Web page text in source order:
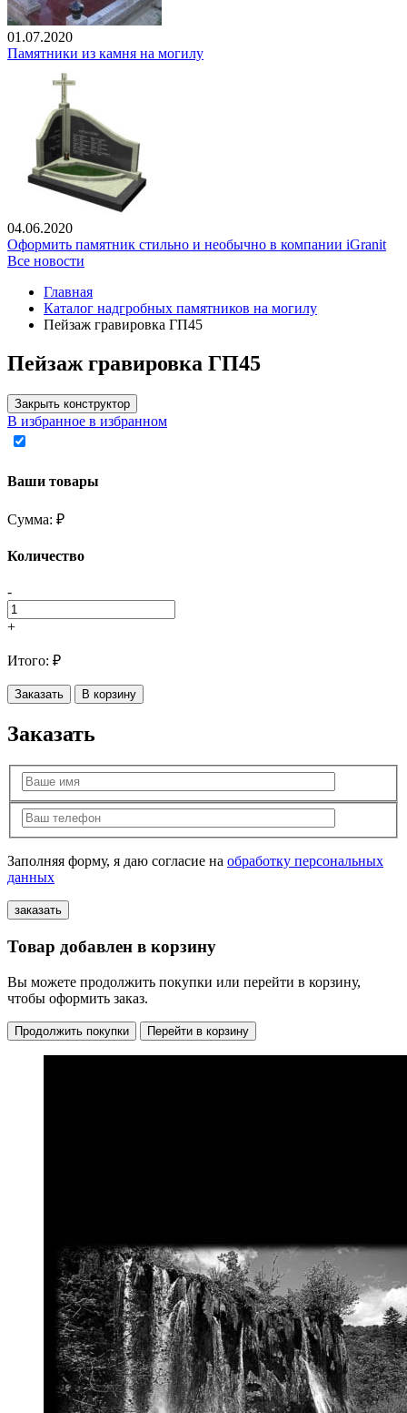
01.07.2020
Памятники из камня на могилу
04.06.2020
Оформить памятник стильно и необычно в компании iGranit
Все новости
Главная
Каталог надгробных памятников на могилу
Пейзаж гравировка ГП45
Пейзаж гравировка ГП45
Закрыть конструктор
В избранное в избранном
Ваши товары
Сумма: ₽
Количество
-
+
Итого: ₽
Заказать В корзину
Заказать
Заполняя форму, я даю согласие на обработку персональных
данных
Товар добавлен в корзину
Вы можете продолжить покупки или перейти в корзину,
чтобы оформить заказ.
Продолжить покупки Перейти в корзину